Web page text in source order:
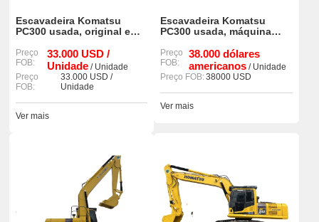
Escavadeira Komatsu
PC300 usada, original e
Preço
FOB:
33.000 USD /
Unidade / Unidade
Preço
FOB:
33.000 USD /
Unidade
Ver mais
Escavadeira Komatsu
PC300 usada, máquina
Preço
FOB:
38.000 dólares
americanos/ Unidade
Preço FOB:38000 USD
Ver mais